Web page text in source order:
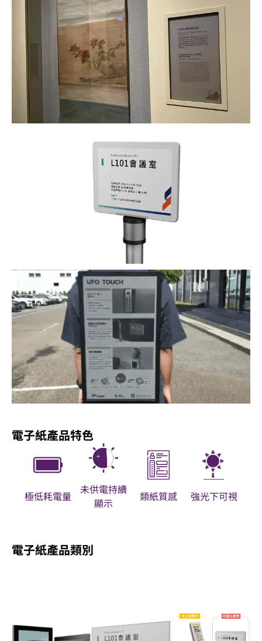
電子紙產品特色
極低耗電量
未供電持續
顯示
類紙質感 強光下可視
電子紙產品類別